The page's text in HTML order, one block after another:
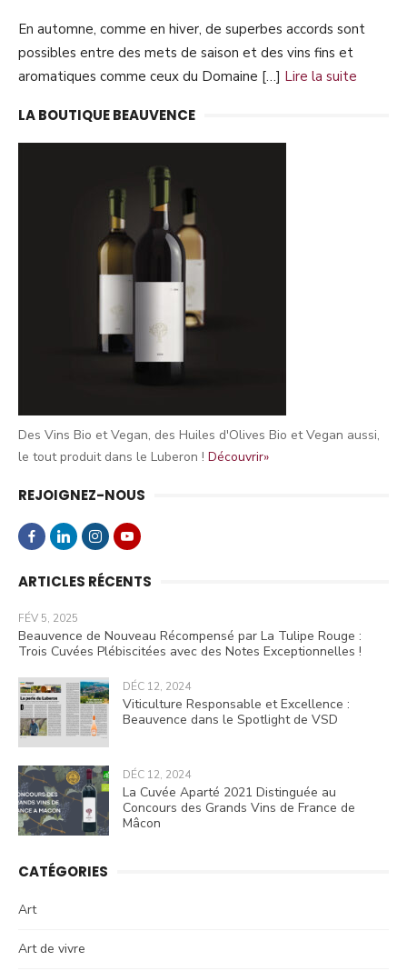
En automne, comme en hiver, de superbes accords sont
possibles entre des mets de saison et des vins fins et
aromatiques comme ceux du Domaine […] Lire la suite
LA BOUTIQUE BEAUVENCE
Des Vins Bio et Vegan, des Huiles d'Olives Bio et Vegan aussi,
le tout produit dans le Luberon ! Découvrir»
REJOIGNEZ-NOUS
ARTICLES RÉCENTS
FÉV 5, 2025
Beauvence de Nouveau Récompensé par La Tulipe Rouge :
Trois Cuvées Plébiscitées avec des Notes Exceptionnelles !
DÉC 12, 2024
Viticulture Responsable et Excellence :
Beauvence dans le Spotlight de VSD
DÉC 12, 2024
La Cuvée Aparté 2021 Distinguée au
Concours des Grands Vins de France de
Mâcon
CATÉGORIES
Art
Art de vivre